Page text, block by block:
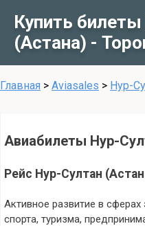
Купить
(Астана) -
Главная > Aviasales > Нур-
Авиабилеты Нур-
Рейс Нур-Султан
Активное развитие в сферах
спорта, туризма,